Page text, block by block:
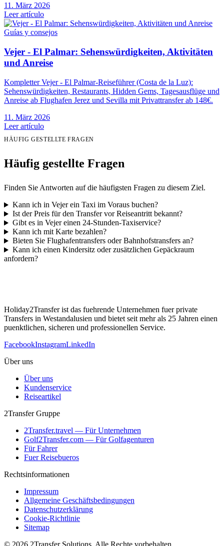
11. März 2026
Leer artículo
Guías y consejos
Vejer - El Palmar: Sehenswürdigkeiten, Aktivitäten
und Anreise
Kompletter Vejer - El Palmar-Reiseführer (Costa de la Luz):
Sehenswürdigkeiten, Restaurants, Hidden Gems, Tagesausflüge und
Anreise ab Flughafen Jerez und Sevilla mit Privattransfer ab 148€.
11. März 2026
Leer artículo
HÄUFIG GESTELLTE FRAGEN
Häufig gestellte Fragen
Finden Sie Antworten auf die häufigsten Fragen zu diesem Ziel.
Kann ich in Vejer ein Taxi im Voraus buchen?
Ist der Preis für den Transfer vor Reiseantritt bekannt?
Gibt es in Vejer einen 24-Stunden-Taxiservice?
Kann ich mit Karte bezahlen?
Bieten Sie Flughafentransfers oder Bahnhofstransfers an?
Kann ich einen Kindersitz oder zusätzlichen Gepäckraum
anfordern?
Holiday2Transfer ist das fuehrende Unternehmen fuer private
Transfers in Westandalusien und bietet seit mehr als 25 Jahren einen
puenktlichen, sicheren und professionellen Service.
FacebookInstagramLinkedIn
Über uns
Über uns
Kundenservice
Reiseartikel
2Transfer Gruppe
2Transfer.travel — Für Unternehmen
Golf2Transfer.com — Für Golfagenturen
Für Fahrer
Fuer Reisebueros
Rechtsinformationen
Impressum
Allgemeine Geschäftsbedingungen
Datenschutzerklärung
Cookie-Richtlinie
Sitemap